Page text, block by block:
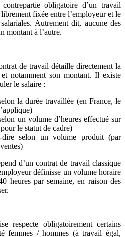
obligatoire d’un travail
fixée entre l’employeur et le
Autrement dit, aucune des
montant à l’autre.
de travail détaille directement la
notamment son montant. Il existe
le salaire :
la durée travaillée (en France, le
un volume d’heures effectué sur
le statut de cadre)
dire selon un volume produit (par
d’un contrat de travail classique
définisse un volume horaire
heures par semaine, en raison des
respecte obligatoirement certains
femmes / hommes (à travail égal,